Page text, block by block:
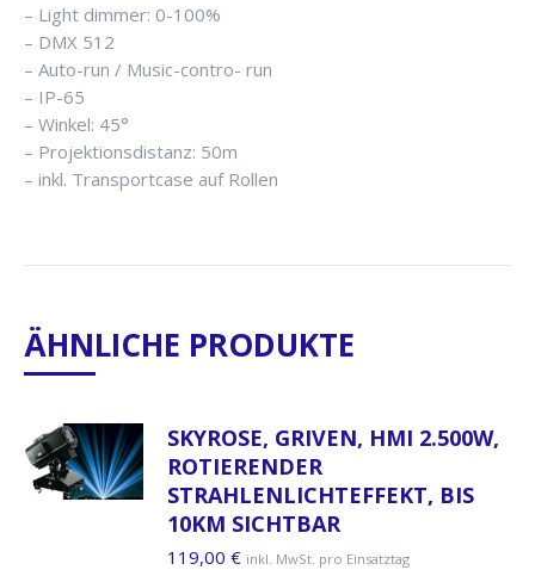
– Light dimmer: 0-100%
– DMX 512
– Auto-run / Music-contro- run
– IP-65
– Winkel: 45°
– Projektionsdistanz: 50m
– inkl. Transportcase auf Rollen
ÄHNLICHE PRODUKTE
SKYROSE, GRIVEN, HMI 2.500W,
ROTIERENDER
STRAHLENLICHTEFFEKT, BIS
10KM SICHTBAR
119,00 € inkl. MwSt. pro Einsatztag